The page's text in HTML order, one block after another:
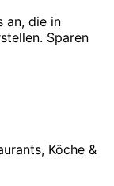
an, die in
Sparen
Köche &